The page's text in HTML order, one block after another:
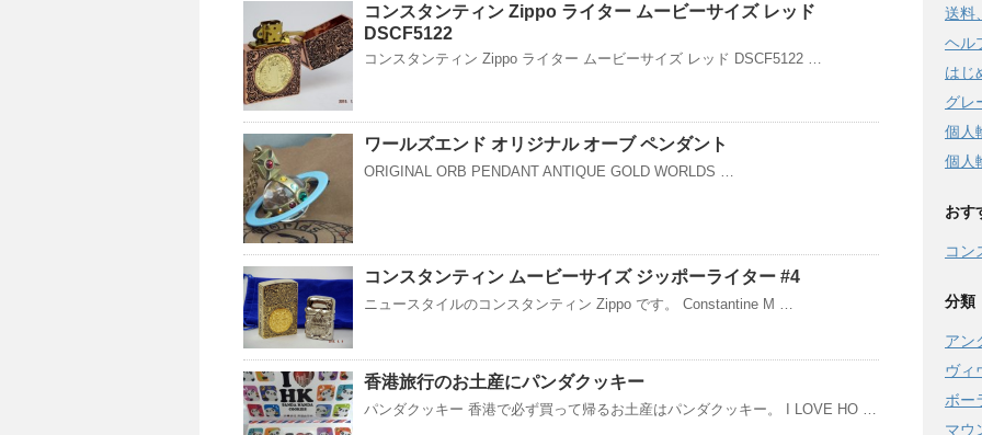
コンスタンティン Zippo ライター ムービーサイズ レッド
DSCF5122
コンスタンティン Zippo ライター ムービーサイズ レッド DSCF5122 …
ワールズエンド オリジナル オーブ ペンダント
ORIGINAL ORB PENDANT ANTIQUE GOLD WORLDS …
コンスタンティン ムービーサイズ ジッポーライター #4
ニュースタイルのコンスタンティン Zippo です。 Constantine M …
香港旅行のお土産にパンダクッキー
パンダクッキー 香港で必ず買って帰るお土産はパンダクッキー。 I LOVE HO …
送料
ヘル
はじ
グレ
個人
個人
おす
コン
分類
アン
ヴィ
ボー
マウ